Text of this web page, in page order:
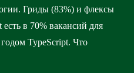
Гриды (83%) и флексы
в 70% вакансий для
TypeScript. Что